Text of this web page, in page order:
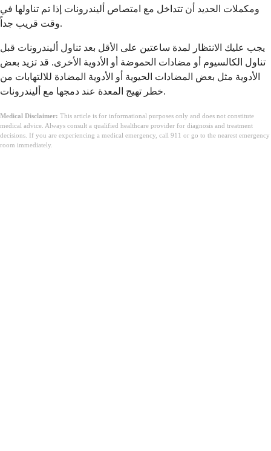
ومكملات الحديد أن تتداخل مع امتصاص أليندرونات إذا تم تناولها في
وقت قريب جداً.
يجب عليك الانتظار لمدة ساعتين على الأقل بعد تناول أليندرونات قبل
تناول الكالسيوم أو مضادات الحموضة أو الأدوية الأخرى. قد تزيد بعض
الأدوية مثل بعض المضادات الحيوية أو الأدوية المضادة للالتهابات من
خطر تهيج المعدة عند دمجها مع أليندرونات.
Medical Disclaimer: This article is for informational purposes only and does not constitute
medical advice. Always consult a qualified healthcare provider for diagnosis and treatment
decisions. If you are experiencing a medical emergency, call 911 or go to the nearest emergency
room immediately.